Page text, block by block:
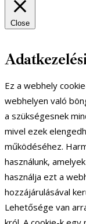
Close
Ez a webhely
webhelyen való
a szükségesnek
mivel ezek
működéséhez.
használunk,
használja ezt a
hozzájárulásával
Lehetősége van